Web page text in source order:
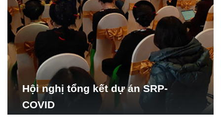
Hội nghị tổng kết dự án SRP-
COVID